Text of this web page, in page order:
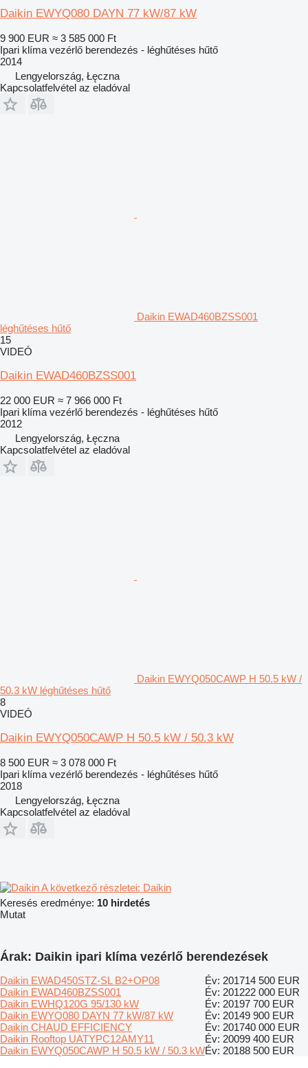
Daikin EWYQ080 DAYN 77 kW/87 kW
9 900 EUR ≈ 3 585 000 Ft
Ipari klíma vezérlő berendezés - léghűtéses hűtő
2014
Lengyelország, Łęczna
Kapcsolatfelvétel az eladóval
Daikin EWAD460BZSS001
léghűtéses hűtő
15
VIDEÓ
Daikin EWAD460BZSS001
22 000 EUR ≈ 7 966 000 Ft
Ipari klíma vezérlő berendezés - léghűtéses hűtő
2012
Lengyelország, Łęczna
Kapcsolatfelvétel az eladóval
Daikin EWYQ050CAWP H 50.5 kW /
50.3 kW léghűtéses hűtő
8
VIDEÓ
Daikin EWYQ050CAWP H 50.5 kW / 50.3 kW
8 500 EUR ≈ 3 078 000 Ft
Ipari klíma vezérlő berendezés - léghűtéses hűtő
2018
Lengyelország, Łęczna
Kapcsolatfelvétel az eladóval
A következő részletei: Daikin
Keresés eredménye: 10 hirdetés
Mutat
Árak: Daikin ipari klíma vezérlő berendezések
Daikin EWAD450STZ-SL B2+OP08 Év: 201714 500 EUR
Daikin EWAD460BZSS001
Év: 201222 000 EUR
Daikin EWHQ120G 95/130 kW
Év: 20197 700 EUR
Daikin EWYQ080 DAYN 77 kW/87 kW
Év: 20149 900 EUR
Daikin CHAUD EFFICIENCY
Év: 201740 000 EUR
Daikin Rooftop UATYPC12AMY11
Év: 20099 400 EUR
Daikin EWYQ050CAWP H 50.5 kW / 50.3 kWÉv: 20188 500 EUR